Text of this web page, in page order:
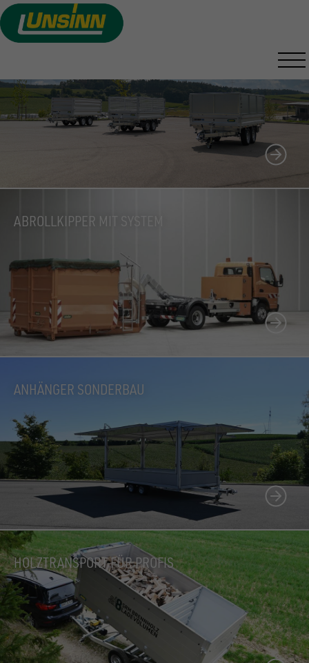
Direkt
zum
Inhalt
UNSINN KOMBILINE
ABROLLKIPPER MIT SYSTEM
ANHÄNGER SONDERBAU
HOLZTRANSPORT FÜR PROFIS